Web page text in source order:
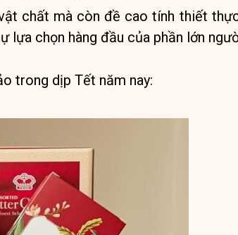
chất mà còn đề cao tính thiết
lựa chọn hàng đầu của phần lớn
trong dịp Tết năm nay: